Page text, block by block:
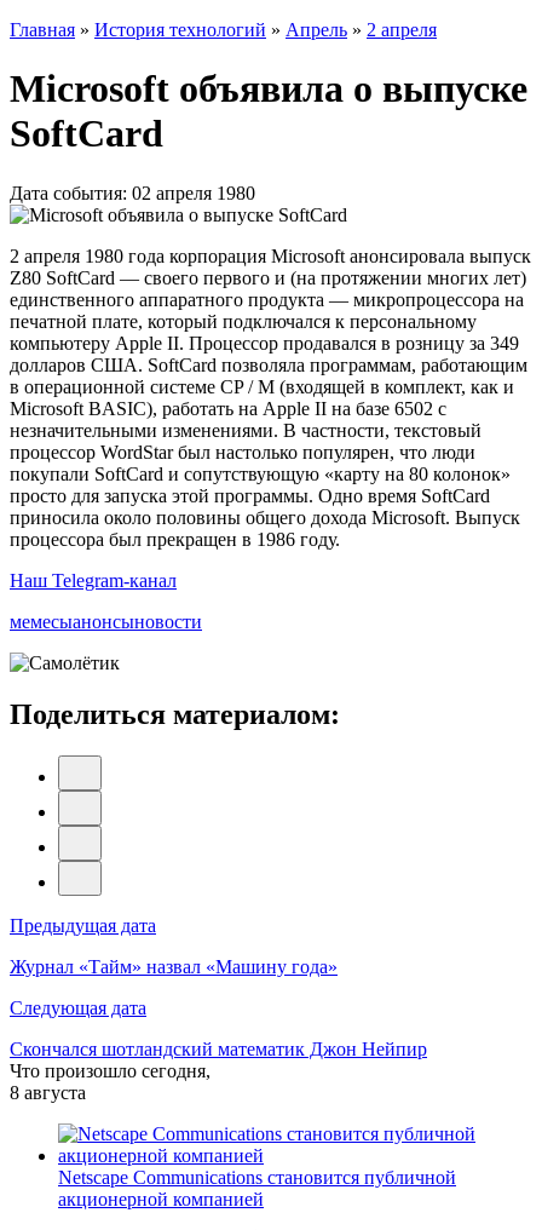
Главная » История технологий » Апрель » 2 апреля
Microsoft объявила о выпуске
SoftCard
Дата события: 02 апреля 1980
2 апреля 1980 года корпорация Microsoft анонсировала выпуск
Z80 SoftCard — своего первого и (на протяжении многих лет)
единственного аппаратного продукта — микропроцессора на
печатной плате, который подключался к персональному
компьютеру Apple II. Процессор продавался в розницу за 349
долларов США. SoftCard позволяла программам, работающим
в операционной системе CP / M (входящей в комплект, как и
Microsoft BASIC), работать на Apple II на базе 6502 с
незначительными изменениями. В частности, текстовый
процессор WordStar был настолько популярен, что люди
покупали SoftCard и сопутствующую «карту на 80 колонок»
просто для запуска этой программы. Одно время SoftCard
приносила около половины общего дохода Microsoft. Выпуск
процессора был прекращен в 1986 году.
Наш Telegram-канал
мемесыанонсыновости
Поделиться материалом:
Навигация
по
записям
Предыдущая дата
Журнал «Тайм» назвал «Машину года»
Следующая дата
Скончался шотландский математик Джон Нейпир
Что произошло сегодня,
8 августа
Netscape Communications становится публичной
акционерной компанией